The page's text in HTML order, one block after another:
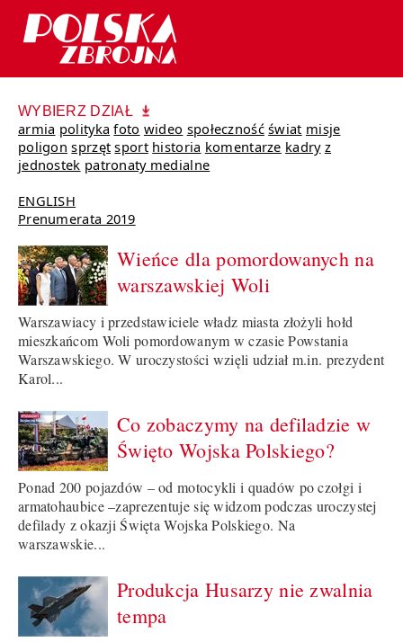
WYBIERZ DZIAŁ
armia polityka foto wideo społeczność świat misje
poligon sprzęt sport historia komentarze kadry z
jednostek patronaty medialne
ENGLISH
Prenumerata 2019
Wieńce dla pomordowanych na
warszawskiej Woli
Warszawiacy i przedstawiciele władz miasta złożyli hołd
mieszkańcom Woli pomordowanym w czasie Powstania
Warszawskiego. W uroczystości wzięli udział m.in. prezydent
Karol...
Co zobaczymy na defiladzie w
Święto Wojska Polskiego?
Ponad 200 pojazdów – od motocykli i quadów po czołgi i
armatohaubice –zaprezentuje się widzom podczas uroczystej
defilady z okazji Święta Wojska Polskiego. Na
warszawskie...
Produkcja Husarzy nie zwalnia
tempa